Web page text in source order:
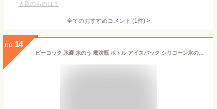
人気のものは？
全てのおすすめコメント (1件) >
no. 14
ピーコック 氷嚢 氷のう 魔法瓶 ボトル アイスパック シリコーン氷のうタイプネッククーラー スポーツ 携帯 水筒型S Φ4.9cm×14.5cmM Φ5.8cm×17.0cm L Φ7.6cm×15.9cm熱中症対策 暑さ対策 グッズ